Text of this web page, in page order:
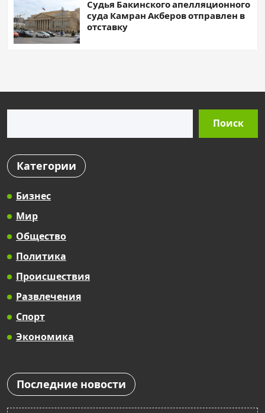
Судья Бакинского апелляционного
суда Камран Акберов отправлен в
отставку
Поиск
Категории
Бизнес
Мир
Общество
Политика
Происшествия
Развлечения
Спорт
Экономика
Последние новости